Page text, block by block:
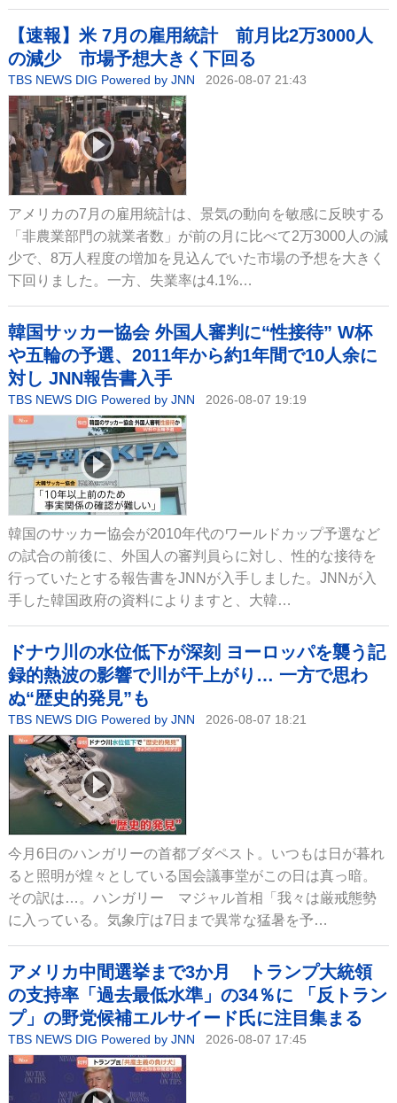
【速報】米 7月の雇用統計 前月比2万3000人
の減少 市場予想大きく下回る
TBS NEWS DIG Powered by JNN 2026-08-07 21:43
アメリカの7月の雇用統計は、景気の動向を敏感に反映する
「非農業部門の就業者数」が前の月に比べて2万3000人の減
少で、8万人程度の増加を見込んでいた市場の予想を大きく
下回りました。一方、失業率は4.1%…
韓国サッカー協会 外国人審判に“性接待” W杯
や五輪の予選、2011年から約1年間で10人余に
対し JNN報告書入手
TBS NEWS DIG Powered by JNN 2026-08-07 19:19
韓国のサッカー協会が2010年代のワールドカップ予選など
の試合の前後に、外国人の審判員らに対し、性的な接待を
行っていたとする報告書をJNNが入手しました。JNNが入
手した韓国政府の資料によりますと、大韓…
ドナウ川の水位低下が深刻 ヨーロッパを襲う記
録的熱波の影響で川が干上がり… 一方で思わ
ぬ“歴史的発見”も
TBS NEWS DIG Powered by JNN 2026-08-07 18:21
今月6日のハンガリーの首都ブダペスト。いつもは日が暮れ
ると照明が煌々としている国会議事堂がこの日は真っ暗。
その訳は…。ハンガリー マジャル首相「我々は厳戒態勢
に入っている。気象庁は7日まで異常な猛暑を予…
アメリカ中間選挙まで3か月 トランプ大統領
の支持率「過去最低水準」の34％に 「反トラン
プ」の野党候補エルサイード氏に注目集まる
TBS NEWS DIG Powered by JNN 2026-08-07 17:45